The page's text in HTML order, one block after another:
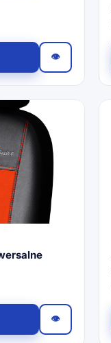
👁
👁